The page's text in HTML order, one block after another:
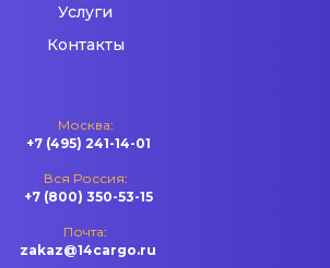
Услуги
Контакты
Москва:
+7 (495) 241-14-01
Вся Россия:
+7 (800) 350-53-15
Почта:
zakaz@14cargo.ru